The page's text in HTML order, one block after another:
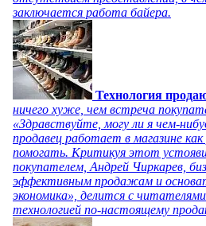
заключается работа байера.
Технология
ничего хуже, чем встреча
«Здравствуйте, могу ли я чем-
продавец работает в магазине
помогать. Критикуя этот
покупателем, Андрей Чиркарев,
эффективным продажам и
экономика», делится с
технологией по-настоящему